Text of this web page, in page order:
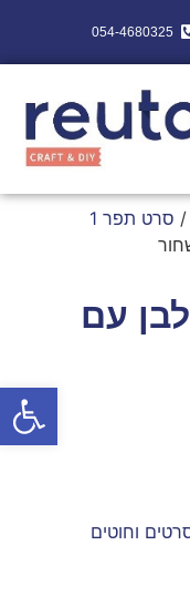
פתח
054-4680325
/
סרט תפר 1
– לבן עם
וחוטים